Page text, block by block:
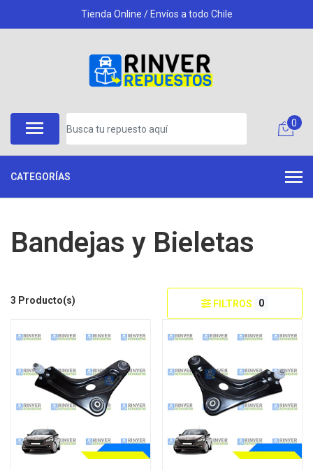
Tienda Online / Envíos a todo Chile
0
CATEGORÍAS
Bandejas y Bieletas
3 Producto(s) FILTROS 0